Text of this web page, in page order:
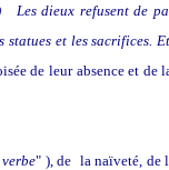
Les dieux refusent de
et les sacrifices.
de leur absence et de
" ), de la naïveté, de